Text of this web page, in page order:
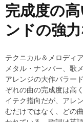
完成度の
ンドの強
テクニカル＆メロディ
メタル・ナンバー、歌
アレンジの大作バラー
ぞれの曲の完成度は高
イテク指向だが、アレ
むだけではなく、どの